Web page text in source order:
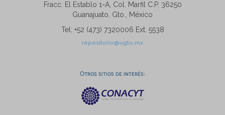
Fracc. El Establo 1-A, Col. Marfil C.P. 36250
Guanajuato, Gto., México
Tel: +52 (473) 7320006 Ext. 5538
repositorio@ugto.mx
Otros sitios de interés: